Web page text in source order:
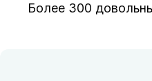
Более 300